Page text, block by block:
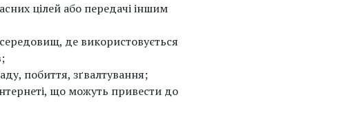
цілей або передачі іншим
де використовується
побиття, зґвалтування;
що можуть привести до